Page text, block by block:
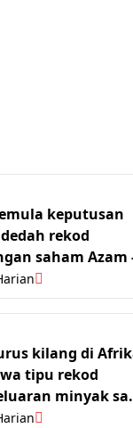
keputusan
rekod
saham Azam
kilang di
tipu rekod
minyak